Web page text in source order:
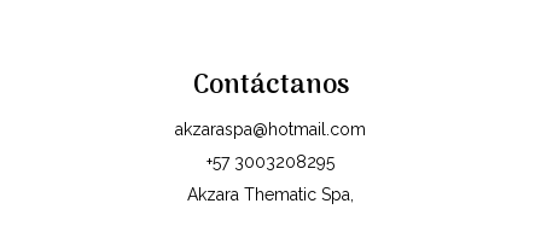
Contáctanos
akzaraspa@hotmail.com
+57 3003208295
Akzara Thematic Spa,